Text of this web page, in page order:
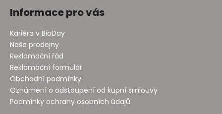
Informace pro vás
Kariéra v BioDay
Naše prodejny
Reklamační řád
Reklamační formulář
Obchodní podmínky
Oznámení o odstoupení od kupní smlouvy
Podmínky ochrany osobních údajů